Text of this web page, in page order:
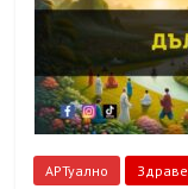
АРТуално Здраве